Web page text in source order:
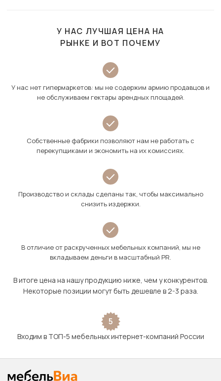
У НАС ЛУЧШАЯ ЦЕНА НА
РЫНКЕ И ВОТ ПОЧЕМУ
У нас нет гипермаркетов: мы не содержим армию продавцов и
не обслуживаем гектары арендных площадей.
Собственные фабрики позволяют нам не работать с
перекупщиками и экономить на их комиссиях.
Производство и склады сделаны так, чтобы максимально
снизить издержки.
В отличие от раскрученных мебельных компаний, мы не
вкладываем деньги в масштабный PR.
В итоге цена на нашу продукцию ниже, чем у конкурентов.
Некоторые позиции могут быть дешевле в 2-3 раза.
5
Входим в ТОП-5 мебельных интернет-компаний России